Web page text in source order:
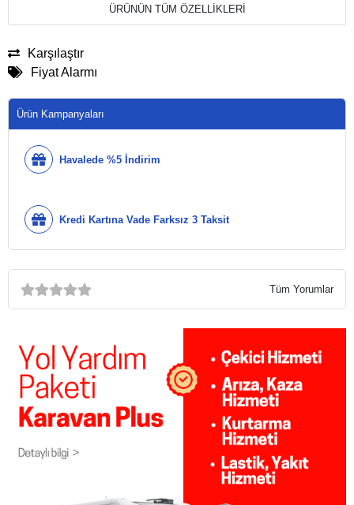
ÜRÜNÜN TÜM ÖZELLİKLERİ
Karşılaştır
Fiyat Alarmı
Ürün Kampanyaları
Havalede %5 İndirim
Kredi Kartına Vade Farksız 3 Taksit
Tüm Yorumlar